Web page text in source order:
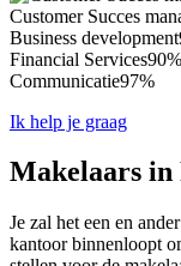
Customer Succes
Business development
Financial Services90%
Communicatie97%
Ik help je graag
Makelaars in
Je zal het een en
kantoor binnenloopt